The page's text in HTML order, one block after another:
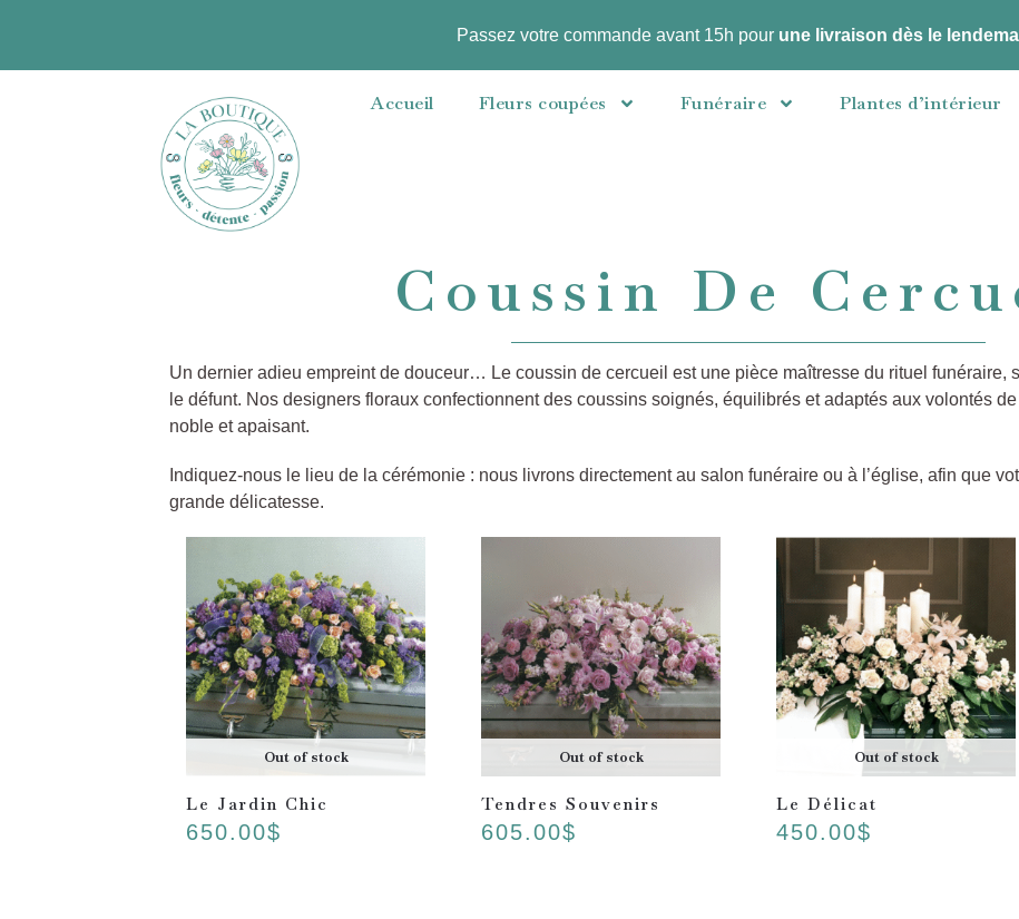
Passez votre commande avant 15h pour une livraison dès le
Accueil Fleurs coupées Funéraire Plantes d’intérieur
Coussin De
Un dernier adieu empreint de douceur… Le coussin de cercueil est une pièce maîtresse du rituel funéraire,
le défunt. Nos designers floraux confectionnent des coussins soignés, équilibrés et adaptés aux volontés
noble et apaisant.
Indiquez-nous le lieu de la cérémonie : nous livrons directement au salon funéraire ou à l’église, afin que
grande délicatesse.
Out of stock
Le Jardin Chic
650.00$
Out of stock
Tendres Souvenirs
605.00$
Out of stock
Le Délicat
450.00$